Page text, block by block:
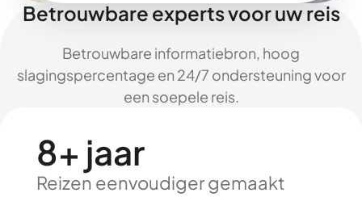
Betrouwbare experts voor uw reis
Betrouwbare informatiebron, hoog
slagingspercentage en 24/7 ondersteuning voor
een soepele reis.
8+ jaar
Reizen eenvoudiger gemaakt